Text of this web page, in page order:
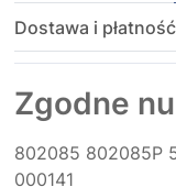
Dostawa i płatność
Zgodne
802085 802085P
000141